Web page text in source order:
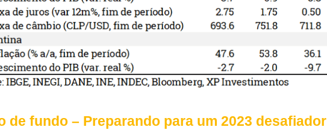
de fundo – Preparando para um 2023 desafiador